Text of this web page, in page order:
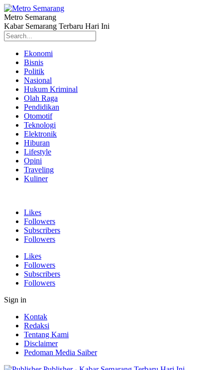
Metro Semarang
Kabar Semarang Terbaru Hari Ini
Ekonomi
Bisnis
Politik
Nasional
Hukum Kriminal
Olah Raga
Pendidikan
Otomotif
Teknologi
Elektronik
Hiburan
Lifestyle
Opini
Traveling
Kuliner
Likes
Followers
Subscribers
Followers
Likes
Followers
Subscribers
Followers
Sign in
Kontak
Redaksi
Tentang Kami
Disclaimer
Pedoman Media Saiber